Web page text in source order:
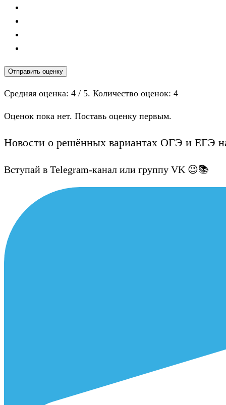
Отправить оценку
Средняя оценка: 4 / 5. Количество оценок: 4
Оценок пока нет. Поставь оценку первым.
Новости о решённых вариантах ОГЭ и ЕГЭ
Вступай в Telegram-канал или группу VK 😉📚